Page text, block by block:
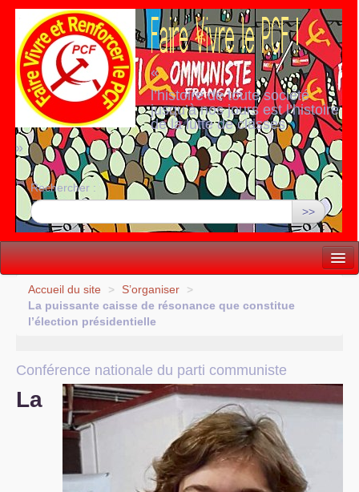
«
l’histoire de toute société
jusqu’à nos jours est l’histoire
de la lutte de classes
»
Rechercher :
>>
Vie politique
Lutter, Unir...
Comprendre...
Accueil du site > S’organiser
>
La puissante caisse de résonance que constitue
l’élection présidentielle
Conférence nationale du parti communiste
La